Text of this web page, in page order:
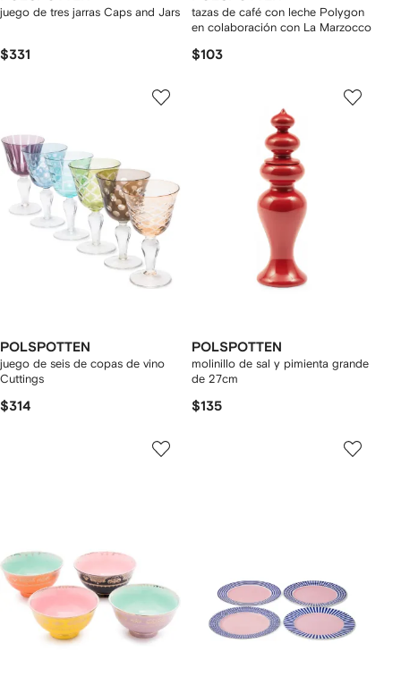
juego de tres jarras Caps and Jars
$331
tazas de café con leche Polygon
en colaboración con La Marzocco
$103
POLSPOTTEN
juego de seis de copas de vino
Cuttings
$314
POLSPOTTEN
molinillo de sal y pimienta grande
de 27cm
$135